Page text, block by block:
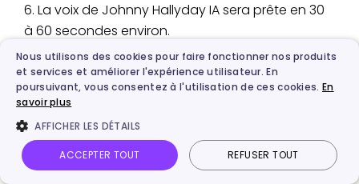
6. La voix de Johnny Hallyday IA sera prête en 30
à 60 secondes environ.
Voicify AI offre une plateforme inégalée,
permettant aux créateurs de bénéficier de
diverses fonctionnalités, de plans abordables et
d'une expérience utilisateur transparente.
Lyrebird - Un outil pour cloner la voix de
Nous utilisons des cookies pour faire fonctionner nos produits
et services et améliorer l'expérience utilisateur. En
poursuivant, vous consentez à l'utilisation de ces cookies. En
savoir plus
AFFICHER LES DÉTAILS
ACCEPTER TOUT REFUSER TOUT